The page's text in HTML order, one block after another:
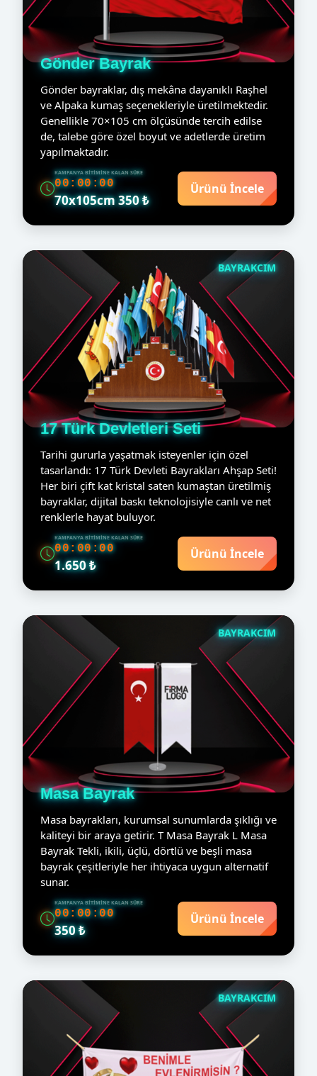
Gönder Bayrak
Gönder bayraklar, dış mekâna dayanıklı Raşhel
ve Alpaka kumaş seçenekleriyle üretilmektedir.
Genellikle 70×105 cm ölçüsünde tercih edilse
de, talebe göre özel boyut ve adetlerde üretim
yapılmaktadır.
KAMPANYA BITIMINE KALAN SÜRE
00:00:00
70x105cm 350 ₺
Ürünü İncele
BAYRAKCIM
17 Türk Devletleri Seti
Tarihi gururla yaşatmak isteyenler için özel
tasarlandı: 17 Türk Devleti Bayrakları Ahşap Seti!
Her biri çift kat kristal saten kumaştan üretilmiş
bayraklar, dijital baskı teknolojisiyle canlı ve net
renklerle hayat buluyor.
KAMPANYA BITIMINE KALAN SÜRE
00:00:00
1.650 ₺
Ürünü İncele
BAYRAKCIM
Masa Bayrak
Masa bayrakları, kurumsal sunumlarda şıklığı ve
kaliteyi bir araya getirir. T Masa Bayrak L Masa
Bayrak Tekli, ikili, üçlü, dörtlü ve beşli masa
bayrak çeşitleriyle her ihtiyaca uygun alternatif
sunar.
KAMPANYA BITIMINE KALAN SÜRE
00:00:00
350 ₺
Ürünü İncele
BAYRAKCIM